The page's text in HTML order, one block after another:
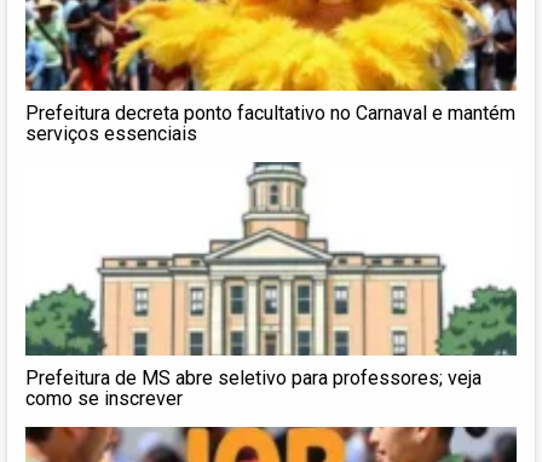
Prefeitura decreta ponto facultativo no Carnaval e mantém
serviços essenciais
Prefeitura de MS abre seletivo para professores; veja
como se inscrever